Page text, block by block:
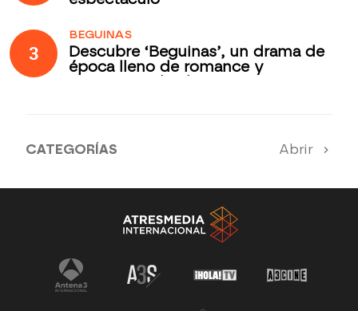
3
BEGUINAS
Descubre ‘Beguinas’, un drama de
época lleno de romance y
CATEGORÍAS Abrir
Antena 3 Noticias El Hormiguero
Tu cara me suena Pasapalabra